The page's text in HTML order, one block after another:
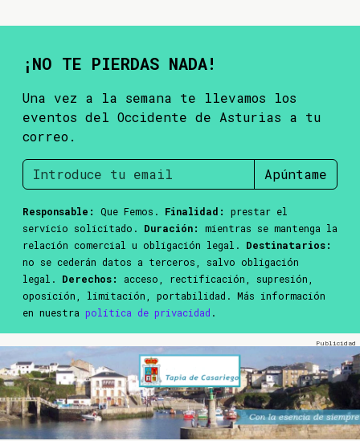
¡NO TE PIERDAS NADA!
Una vez a la semana te llevamos los
eventos del Occidente de Asturias a tu
correo.
Apúntame
Responsable: Que Femos. Finalidad:
prestar el
servicio solicitado. Duración:
mientras se mantenga la
relación comercial u obligación legal. Destinatarios:
no se cederán datos a terceros, salvo obligación
legal. Derechos:
acceso, rectificación, supresión,
oposición, limitación, portabilidad. Más información
en nuestra política de privacidad .